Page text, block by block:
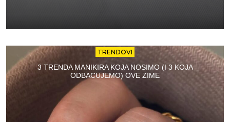
TRENDOVI
3 TRENDA MANIKIRA KOJA NOSIMO (I 3 KOJA
ODBACUJEMO) OVE ZIME